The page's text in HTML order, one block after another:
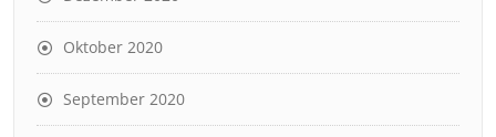
Oktober 2020
September 2020